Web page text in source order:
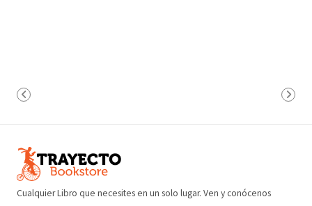
Cualquier Libro que necesites en un solo lugar. Ven y conócenos